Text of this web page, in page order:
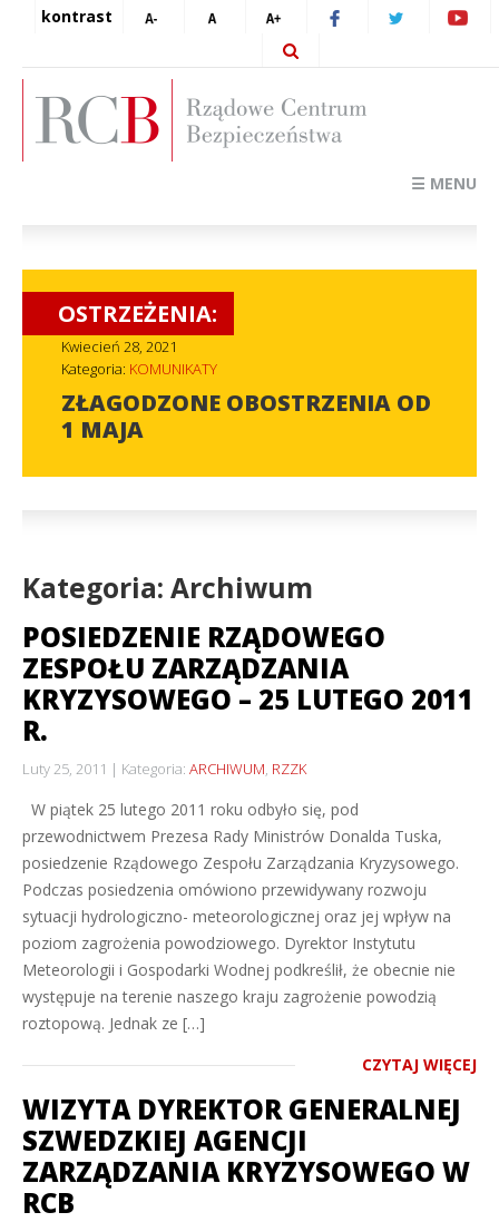
kontrast
☰ MENU
OSTRZEŻENIA:
Kwiecień 28, 2021
Kategoria: KOMUNIKATY
ZŁAGODZONE OBOSTRZENIA OD
1 MAJA
Kategoria: Archiwum
POSIEDZENIE RZĄDOWEGO
ZESPOŁU ZARZĄDZANIA
KRYZYSOWEGO – 25 LUTEGO 2011
R.
Luty 25, 2011 Kategoria: ARCHIWUM, RZZK
W piątek 25 lutego 2011 roku odbyło się, pod
przewodnictwem Prezesa Rady Ministrów Donalda Tuska,
posiedzenie Rządowego Zespołu Zarządzania Kryzysowego.
Podczas posiedzenia omówiono przewidywany rozwoju
sytuacji hydrologiczno- meteorologicznej oraz jej wpływ na
poziom zagrożenia powodziowego. Dyrektor Instytutu
Meteorologii i Gospodarki Wodnej podkreślił, że obecnie nie
występuje na terenie naszego kraju zagrożenie powodzią
roztopową. Jednak ze […]
CZYTAJ WIĘCEJ
WIZYTA DYREKTOR GENERALNEJ
SZWEDZKIEJ AGENCJI
ZARZĄDZANIA KRYZYSOWEGO W
RCB